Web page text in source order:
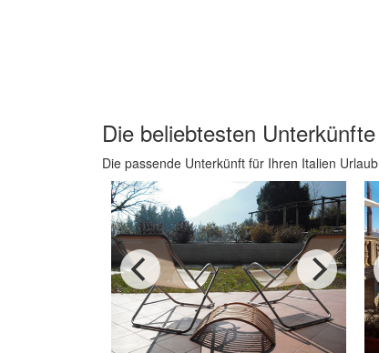
Die beliebtesten Unterkünfte
Die passende Unterkünft für Ihren Italien Urlaub